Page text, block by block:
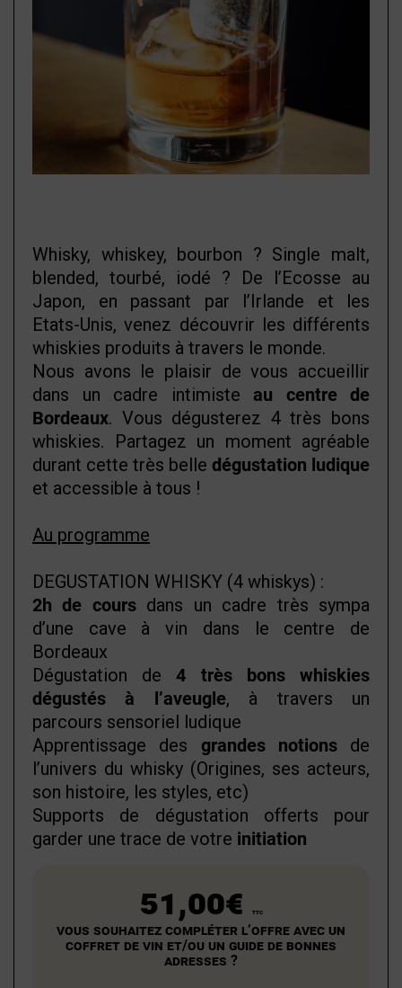
51,00€ TTC
Vous souhaitez compléter l’offre avec un
coffret de vin et/ou un guide de bonnes
adresses ?
Whisky, whiskey, bourbon ? Single malt,
blended, tourbé, iodé ? De l’Ecosse au
Japon, en passant par l’Irlande et les
Etats-Unis, venez découvrir les différents
whiskies produits à travers le monde.
Nous avons le plaisir de vous accueillir
dans un cadre intimiste au centre de
Bordeaux. Vous dégusterez 4 très bons
whiskies. Partagez un moment agréable
durant cette très belle dégustation ludique
et accessible à tous !
Au programme
DEGUSTATION WHISKY (4 whiskys) :
2h de coursdans un cadre très sympa
d’une cave à vin dans le centre de
Bordeaux
Dégustation de4 très bons whiskies
dégustés à l’aveugle, à travers un
parcours sensoriel ludique
Apprentissage des grandes notions de
l’univers du whisky (Origines, ses acteurs,
son histoire, les styles, etc)
Supports de dégustation offerts pour
garder une trace de votre initiation